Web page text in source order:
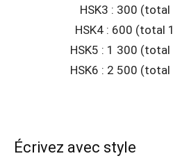
HSK3 : 300 (total
HSK4 : 600 (total
HSK5 : 1 300
HSK6 : 2 500
Écrivez avec style